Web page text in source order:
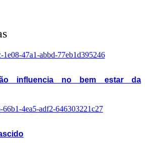
influencia no bem estar da